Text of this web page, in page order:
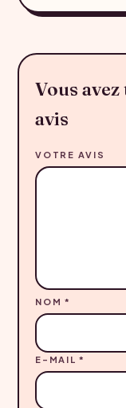
Vous
avis
VOTRE AVIS
NOM*
E-MAIL*